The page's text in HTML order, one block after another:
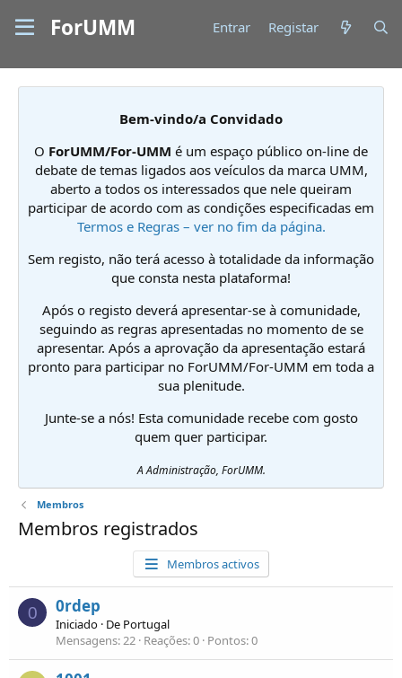
ForUMM Entrar Registar
Bem-vindo/a Convidado
O ForUMM/For-UMM é um espaço público on-line de
debate de temas ligados aos veículos da marca UMM,
aberto a todos os interessados que nele queiram
participar de acordo com as condições especificadas em
Termos e Regras – ver no fim da página.
Sem registo, não terá acesso à totalidade da informação
que consta nesta plataforma!
Após o registo deverá apresentar-se à comunidade,
seguindo as regras apresentadas no momento de se
apresentar. Após a aprovação da apresentação estará
pronto para participar no ForUMM/For-UMM em toda a
sua plenitude.
Junte-se a nós! Esta comunidade recebe com gosto
quem quer participar.
A Administração, ForUMM.
Membros
Membros registrados
Membros activos
0 0rdep
Iniciado · De Portugal
Mensagens 22 Reações 0 Pontos 0